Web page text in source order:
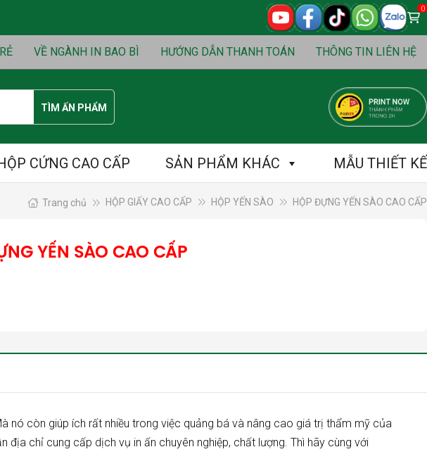
Cart
0₫
0
VỀ NGÀNH IN BAO BÌ HƯỚNG DẪN THANH TOÁN THÔNG TIN LIÊN HỆ
TÌM ẤN PHẨM
CỨNG CAO CẤP SẢN PHẨM KHÁC MẪU THIẾT KẾ
Trang chủ HỘP GIẤY CAO CẤP HỘP YẾN SÀO HỘP ĐỰNG YẾN SÀO CAO CẤP
YẾN SÀO CAO CẤP
nó còn giúp ích rất nhiều trong việc quảng bá và nâng cao giá trị thẩm mỹ của
địa chỉ cung cấp dịch vụ in ấn chuyên nghiệp, chất lượng. Thì hãy cùng với